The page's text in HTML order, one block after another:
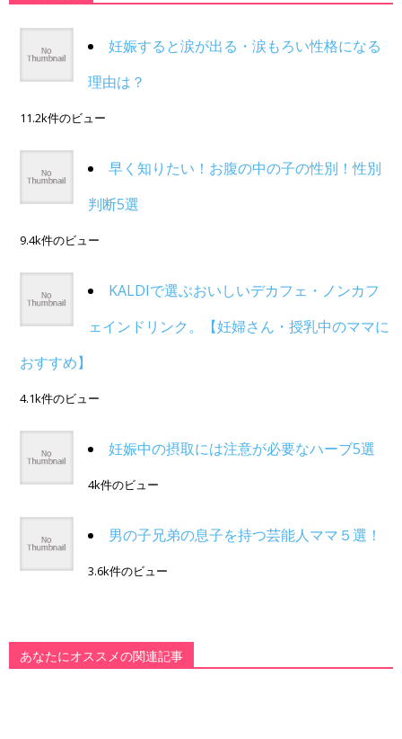
妊娠すると涙が出る・涙もろい性格になる
理由は？
11.2k件のビュー
早く知りたい！お腹の中の子の性別！性別
判断5選
9.4k件のビュー
KALDIで選ぶおいしいデカフェ・ノンカフ
ェインドリンク。【妊婦さん・授乳中のママに
おすすめ】
4.1k件のビュー
妊娠中の摂取には注意が必要なハーブ5選
4k件のビュー
男の子兄弟の息子を持つ芸能人ママ５選！
3.6k件のビュー
あなたにオススメの関連記事